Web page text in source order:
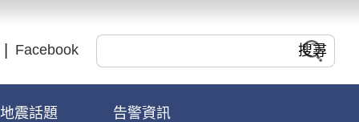
Facebook
地震話題 告警資訊